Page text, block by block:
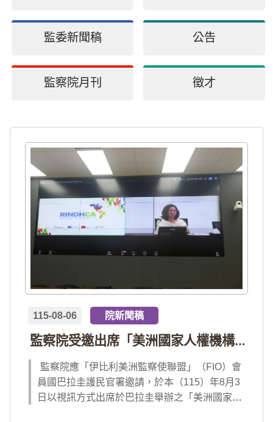
監委新聞稿 公告
監察院月刊 徵才
監察院受邀出席「美洲國家人權機構網絡」年會 分享我國氣候災害防治經驗 打造國際永續韌性
115-08-06 院新聞稿
監察院應「伊比利美洲監察使聯盟」（FIO）會
員國巴拉圭護民官署邀請，於本（115）年8月3
日以視訊方式出席於巴拉圭舉辦之「美洲國家人